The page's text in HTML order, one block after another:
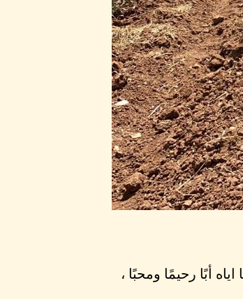
أبًا رحيمًا ومحبًا ،